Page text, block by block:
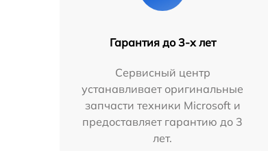
Гарантия до 3-х лет
Сервисный центр
устанавливает оригинальные
запчасти техники Microsoft и
предоставляет гарантию до 3
лет.